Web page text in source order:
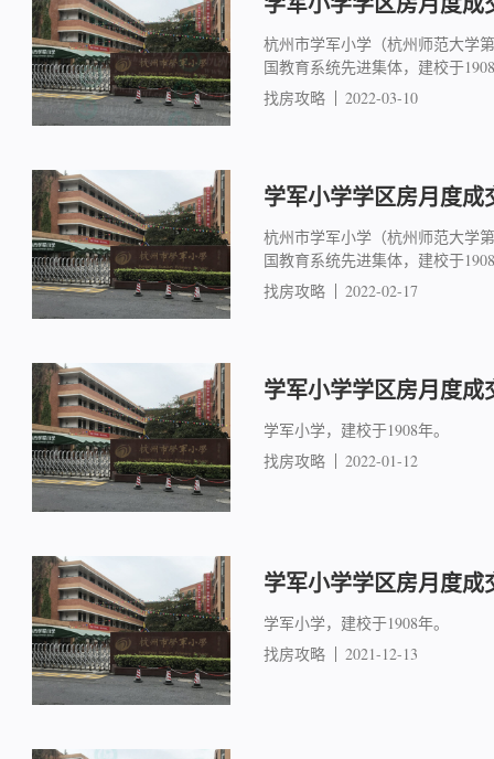
杭州市学军小学（杭州师范大学
国教育系统先进集体，建校于
找房攻略
2022-03-10
学军小学学区房月度成
杭州市学军小学（杭州师范大学
国教育系统先进集体，建校于
找房攻略
2022-02-17
学军小学学区房月度成
学军小学，建校于1908年。
找房攻略
2022-01-12
学军小学学区房月度成
学军小学，建校于1908年。
找房攻略
2021-12-13